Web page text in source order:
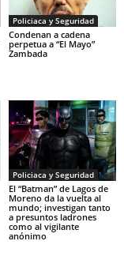
Policiaca y Seguridad
Condenan a cadena
perpetua a “El Mayo”
Zambada
Policiaca y Seguridad
El “Batman” de Lagos de
Moreno da la vuelta al
mundo; investigan tanto
a presuntos ladrones
como al vigilante
anónimo